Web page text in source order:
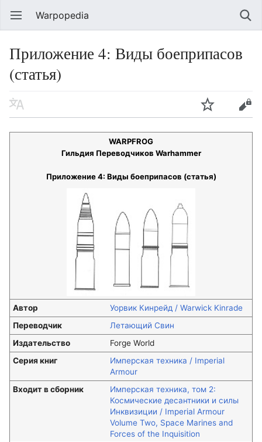
Warpopedia
Приложение 4: Виды боеприпасов
(статья)
WARPFROG
Гильдия Переводчиков Warhammer
Приложение 4: Виды боеприпасов (статья)
Автор
Уорвик Кинрейд / Warwick Kinrade
Переводчик
Летающий Свин
Издательство
Forge World
Серия книг
Имперская техника / Imperial
Armour
Входит в сборник
Имперская техника, том 2:
Космические десантники и силы
Инквизиции / Imperial Armour
Volume Two, Space Marines and
Forces of the Inquisition